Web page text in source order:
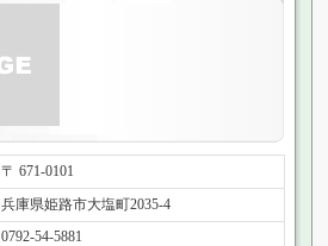
〒 671-0101
兵庫県姫路市大塩町2035-4
0792-54-5881